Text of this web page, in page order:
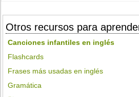
Otros recursos para
Canciones infantiles en inglés
Flashcards
Frases más usadas en inglés
Gramática